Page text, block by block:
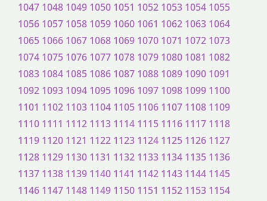
1047 1048 1049 1050 1051 1052 1053 1054 1055
1056 1057 1058 1059 1060 1061 1062 1063 1064
1065 1066 1067 1068 1069 1070 1071 1072 1073
1074 1075 1076 1077 1078 1079 1080 1081 1082
1083 1084 1085 1086 1087 1088 1089 1090 1091
1092 1093 1094 1095 1096 1097 1098 1099 1100
1101 1102 1103 1104 1105 1106 1107 1108 1109
1110 1111 1112 1113 1114 1115 1116 1117 1118
1119 1120 1121 1122 1123 1124 1125 1126 1127
1128 1129 1130 1131 1132 1133 1134 1135 1136
1137 1138 1139 1140 1141 1142 1143 1144 1145
1146 1147 1148 1149 1150 1151 1152 1153 1154